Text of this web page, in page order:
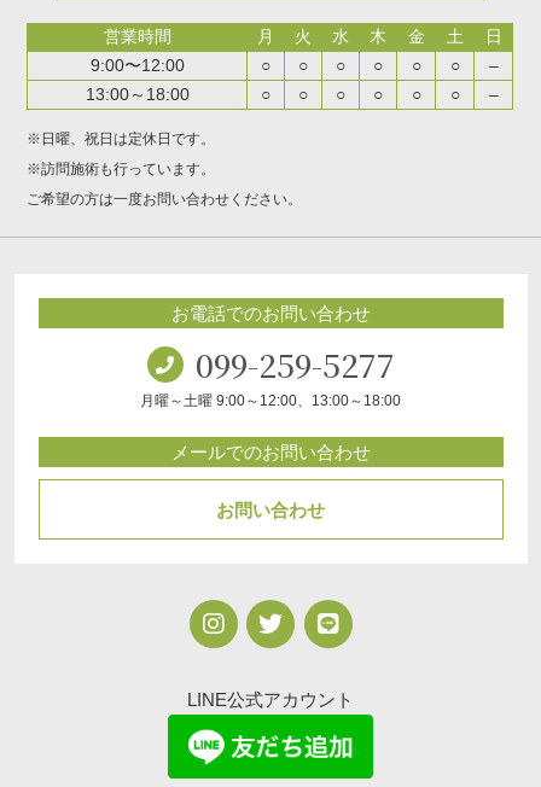
営業時間 月 火 水 木 金 土
日
9:00〜12:00
○ ○ ○ ○ ○ ○
–
13:00～18:00
○ ○ ○ ○ ○ ○ –
※日曜、祝日は定休日です。
※訪問施術も行っています。
ご希望の方は一度お問い合わせください。
お電話でのお問い合わせ
099-259-5277
月曜～土曜 9:00～12:00、13:00～18:00
メールでのお問い合わせ
お問い合わせ
LINE公式アカウント